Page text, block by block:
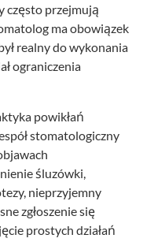
często przejmują
ma obowiązek
realny do wykonania
ograniczenia
powikłań
stomatologiczny
śluzówki,
nieprzyjemny
zgłoszenie się
prostych działań